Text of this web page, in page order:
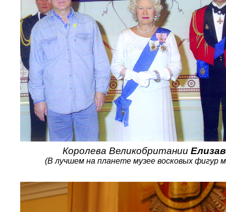
Королева Великобритании
(В лучшем на планете музее восковых фигур